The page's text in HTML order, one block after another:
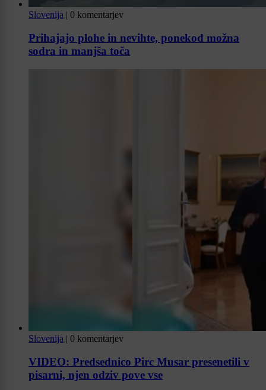
Slovenija | 0 komentarjev
Prihajajo plohe in nevihte, ponekod možna
sodra in manjša toča
Slovenija | 0 komentarjev
VIDEO: Predsednico Pirc Musar presenetili v
pisarni, njen odziv pove vse